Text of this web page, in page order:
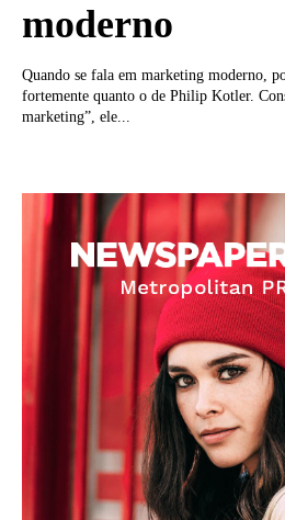
moderno
Quando se fala em marketing moderno,
fortemente quanto o de Philip Kotler.
marketing”, ele...